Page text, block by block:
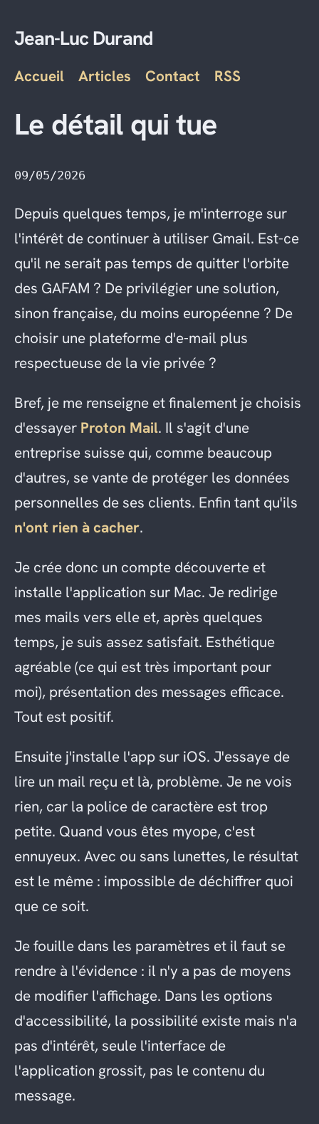
Jean-Luc Durand
Accueil Articles Contact RSS
Le détail qui tue
09/05/2026
Depuis quelques temps, je m'interroge sur
l'intérêt de continuer à utiliser Gmail. Est-ce
qu'il ne serait pas temps de quitter l'orbite
des GAFAM ? De privilégier une solution,
sinon française, du moins européenne ? De
choisir une plateforme d'e-mail plus
respectueuse de la vie privée ?
Bref, je me renseigne et finalement je choisis
d'essayer Proton Mail. Il s'agit d'une
entreprise suisse qui, comme beaucoup
d'autres, se vante de protéger les données
personnelles de ses clients. Enfin tant qu'ils
n'ont rien à cacher.
Je crée donc un compte découverte et
installe l'application sur Mac. Je redirige
mes mails vers elle et, après quelques
temps, je suis assez satisfait. Esthétique
agréable (ce qui est très important pour
moi), présentation des messages efficace.
Tout est positif.
Ensuite j'installe l'app sur iOS. J'essaye de
lire un mail reçu et là, problème. Je ne vois
rien, car la police de caractère est trop
petite. Quand vous êtes myope, c'est
ennuyeux. Avec ou sans lunettes, le résultat
est le même : impossible de déchiffrer quoi
que ce soit.
Je fouille dans les paramètres et il faut se
rendre à l'évidence : il n'y a pas de moyens
de modifier l'affichage. Dans les options
d'accessibilité, la possibilité existe mais n'a
pas d'intérêt, seule l'interface de
l'application grossit, pas le contenu du
message.